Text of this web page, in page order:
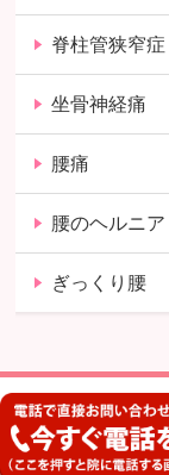
脊柱管狭窄症
坐骨神経痛
腰痛
腰のヘルニア
ぎっくり腰